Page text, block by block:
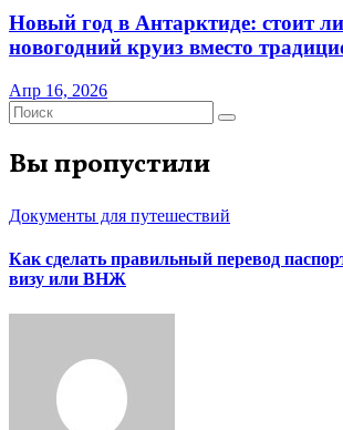
Новый год в Антарктиде: стоит
новогодний круиз вместо
Апр 16, 2026
Вы пропустили
Документы для путешествий
Как сделать правильный перевод
визу или ВНЖ